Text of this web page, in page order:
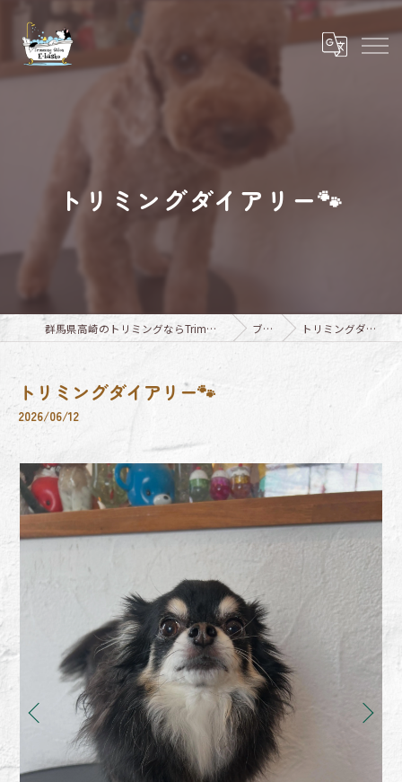
トリミングダイアリー🐾
群馬県高崎のトリミングならTrimming Salon E-basho ブログ トリミングダイアリー🐾
トリミングダイアリー🐾
2026/06/12